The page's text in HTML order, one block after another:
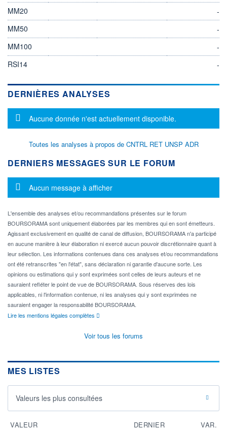
MM20
-
MM50
-
MM100
-
RSI14
-
DERNIÈRES ANALYSES
Message d'information
Aucune donnée n'est actuellement disponible.
Toutes les analyses à propos de CNTRL RET UNSP ADR
DERNIERS MESSAGES SUR LE FORUM
Message d'information
Aucun message à afficher
L'ensemble des analyses et/ou recommandations présentes sur le forum
BOURSORAMA sont uniquement élaborées par les membres qui en sont émetteurs.
Agissant exclusivement en qualité de canal de diffusion, BOURSORAMA n'a participé
en aucune manière à leur élaboration ni exercé aucun pouvoir discrétionnaire quant à
leur sélection. Les informations contenues dans ces analyses et/ou recommandations
ont été retranscrites "en l'état", sans déclaration ni garantie d'aucune sorte. Les
opinions ou estimations qui y sont exprimées sont celles de leurs auteurs et ne
sauraient refléter le point de vue de BOURSORAMA. Sous réserves des lois
applicables, ni l'information contenue, ni les analyses qui y sont exprimées ne
sauraient engager la responsabilité BOURSORAMA.
Lire les mentions légales complètes
Voir tous les forums
MES LISTES
Valeurs les plus consultées
VALEUR DERNIER VAR.